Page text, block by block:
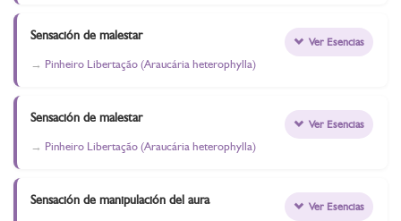
Sensación de malestar
Pinheiro Libertação (Araucária heterophylla)
Ver Esencias
Sensación de malestar
Pinheiro Libertação (Araucária heterophylla)
Ver Esencias
Sensación de manipulación del aura Ver Esencias